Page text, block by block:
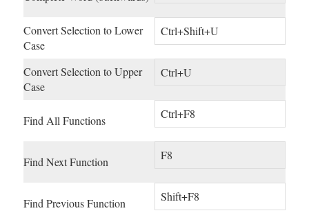
Convert Selection to Lower
Case
Ctrl+Shift+U
Convert Selection to Upper
Case
Ctrl+U
Find All Functions Ctrl+F8
Find Next Function F8
Find Previous Function Shift+F8